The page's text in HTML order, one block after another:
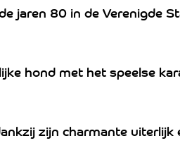
jaren 80 in de Verenigde
hond met het speelse
zijn charmante uiterlijk